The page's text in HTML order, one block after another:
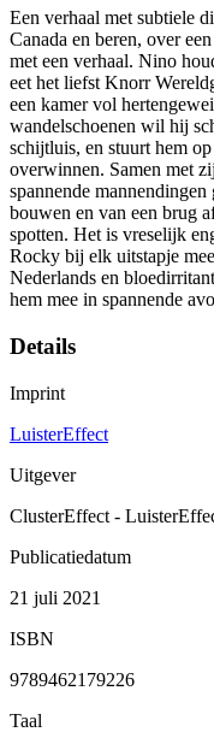
Een verhaal met subtiele
Canada en beren, over
met een verhaal. Nino
eet het liefst Knorr
een kamer vol
wandelschoenen wil hij
schijtluis, en stuurt hem
overwinnen. Samen met
spannende
bouwen en van een brug
spotten. Het is vreselijk
Rocky bij elk uitstapje
Nederlands en
hem mee in spannende
Details
Imprint
LuisterEffect
Uitgever
ClusterEffect -
Publicatiedatum
21 juli 2021
ISBN
9789462179226
Taal